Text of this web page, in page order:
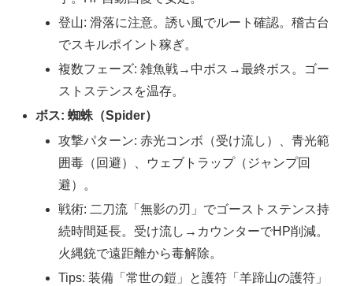
登山: 滑落に注意。誘い風でルート確認。稽古台
でスキルポイント稼ぎ。
複数フェーズ: 雑魚戦→中ボス→最終ボス。ゴー
ストステンスを温存。
ボス: 蜘蛛（Spider）
攻撃パターン: 赤光コンボ（受け流し）、青光範
囲毒（回避）、ウェブトラップ（ジャンプ回
避）。
戦術: 二刀流「無影の刃」でゴーストステンス持
続時間延長。受け流し→カウンターでHP削減。
火縄銃で遠距離から毒解除。
Tips: 装備「常世の鎧」と護符「羊蹄山の護符」